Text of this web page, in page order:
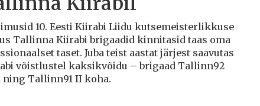
10. Eesti Kiirabi Liidu kutsemeisterlikkuse
Tallinna Kiirabi brigaadid kinnitasid taas oma
taset. Juba teist aastat järjest saavutas
võistlustel kaksikvõidu – brigaad Tallinn92
ning Tallinn91 II koha.